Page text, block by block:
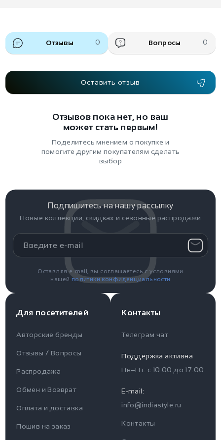
Контакты
Для пользователя
Информация
Отзывы 0 Вопросы 0
Оставить отзыв
Отзывов пока нет, но ваш
может стать первым!
Поделитесь мнением о покупке и
помогите другим покупателям сделать
выбор
Для посетителей
Авторские бренды
Отзывы / Вопросы
Распродажа
Обмен и Возврат
Оплата и доставка
Пошив на заказ
Подпишитесь на нашу рассылку
Новые коллекций, скидках и сезонные распродажи
Оставляя e-mail, вы соглашаетесь с условиями
нашей политики конфиденциальности
Контакты
Телеграм чат
Поддержка активна
Пн–Пт: с 10:00 до 17:00
E-mail:
info@indiastyle.ru
Контакты